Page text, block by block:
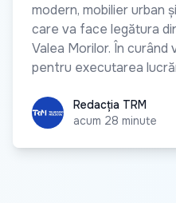
modern, mobilier urban
care va face legătura
Valea Morilor. În curând
pentru executarea
Redacția TRM
Redacția TRM
acum 28 minute